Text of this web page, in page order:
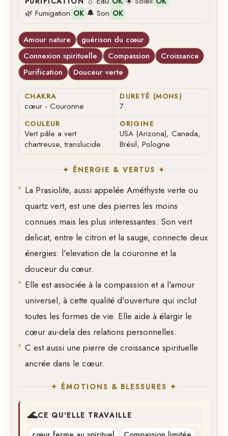
🌿 Fumigation OK 🔔 Son OK
Amour nature
guérison du cœur
Connexion spirituelle
Compassion
Croissance
Purification
Douceur verte
CHAKRA
cœur - Couronne
DURETÉ (MOHS)
7
COULEUR
Vert pâle a vert
chartreuse, translucide
ORIGINE
USA (Arizona), Canada,
Brésil, Pologne
✦ ÉNERGIE & VERTUS ✦
La Prasiolite, aussi appelée Améthyste verte ou
quartz vert, est une des pierres les moins
connues mais les plus interessantes. Son vert
delicat, entre le citron et la sauge, connecte deux
énergies: l'elevation de la couronne et la
douceur du cœur.
Elle est associée à la compassion et a l'amour
universel, à cette qualité d'ouverture qui inclut
toutes les formes de vie. Elle aide à élargir le
cœur au-dela des relations personnelles.
C est aussi une pierre de croissance spirituelle
ancrée dans le cœur.
✦ ÉMOTIONS & BLESSURES ✦
🌊CE QU'ELLE TRAVAILLE